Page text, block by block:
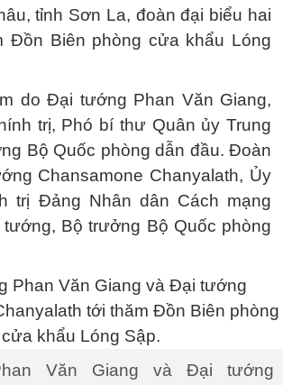
tỉnh Sơn La, đoàn đại biểu hai
Đồn Biên phòng cửa khẩu Lóng
do Đại tướng Phan Văn Giang,
trị, Phó bí thư Quân ủy Trung
Bộ Quốc phòng dẫn đầu. Đoàn
Chansamone Chanyalath, Ủy
trị Đảng Nhân dân Cách mạng
Bộ trưởng Bộ Quốc phòng
Văn Giang và Đại tướng